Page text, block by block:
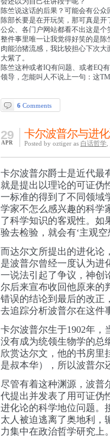
陈竺说这话的后果？可能会有公众
陈部长要是在开玩笑，那可真是开
公众、各门户网站都看不出这是个
整件事里唯一让我觉得好笑的是
肉能治猪流感，我比较担心下次
大紫了。
陈竺这种或者IQ有问题、或者EQ
领导，怎能叫人不说上一句：这
6 Comments
卡尔波普尔与进
29
APR Posted by oztiger as 白话哲学
卡尔波普尔爵士是近代最
就是提出以理论的可证伪
一标准的得到了不同领域
学家不怎么感兴趣的科学
了科学知识的客观性。如
验去检验，就会有‘主观空
而达尔文所提出的进化论
是波普尔曾经一度认为进
一说法引起了争议，神创
尔后来宣布收回他原来的
错误的结论到最后的改正
去追踪分析波普尔在这件
卡尔波普尔生于1902年，
没有成为统领生物学的总
欣赏达尔文，他的书房里
是叔本华）， 所以波普尔
尽管有着这种渊源，波普
代提出并发表了用可证伪
进化论的科学地位问题。
太人被迫逃离了奥地利，
力集中在政治哲学研究上